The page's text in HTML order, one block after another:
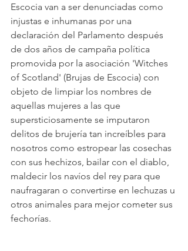
Escocia van a ser denunciadas como
injustas e inhumanas por una
declaración del Parlamento después
de dos años de campaña política
promovida por la asociación 'Witches
of Scotland' (Brujas de Escocia) con
objeto de limpiar los nombres de
aquellas mujeres a las que
supersticiosamente se imputaron
delitos de brujería tan increíbles para
nosotros como estropear las cosechas
con sus hechizos, bailar con el diablo,
maldecir los navíos del rey para que
naufragaran o convertirse en lechuzas u
otros animales para mejor cometer sus
fechorías.